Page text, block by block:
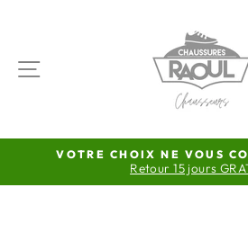
NAVIGATION
Pause
VOTRE CHOIX NE VOUS
Retour 15 jours